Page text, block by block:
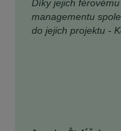
Díky jejich
managementu
do jejich projektu -